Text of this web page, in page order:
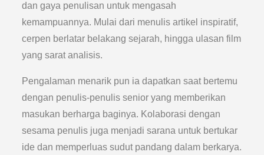
dan gaya penulisan untuk mengasah
kemampuannya. Mulai dari menulis artikel inspiratif,
cerpen berlatar belakang sejarah, hingga ulasan film
yang sarat analisis.
Pengalaman menarik pun ia dapatkan saat bertemu
dengan penulis-penulis senior yang memberikan
masukan berharga baginya. Kolaborasi dengan
sesama penulis juga menjadi sarana untuk bertukar
ide dan memperluas sudut pandang dalam berkarya.